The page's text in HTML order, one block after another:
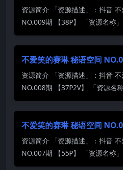
资源简介 「资源描述」：抖音
NO.009期 【38P】 「资源名称
不爱笑的赛琳 秘语空间
资源简介 「资源描述」：抖音
NO.008期 【37P2V】 「资源名
不爱笑的赛琳 秘语空间
资源简介 「资源描述」：抖音
NO.007期 【55P】 「资源名称